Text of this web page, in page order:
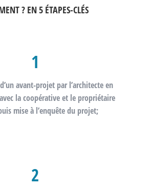
? EN 5 ÉTAPES-CLÉS
1
avant-projet par l’architecte en
la coopérative et le propriétaire
mise à l’enquêtedu projet;
2